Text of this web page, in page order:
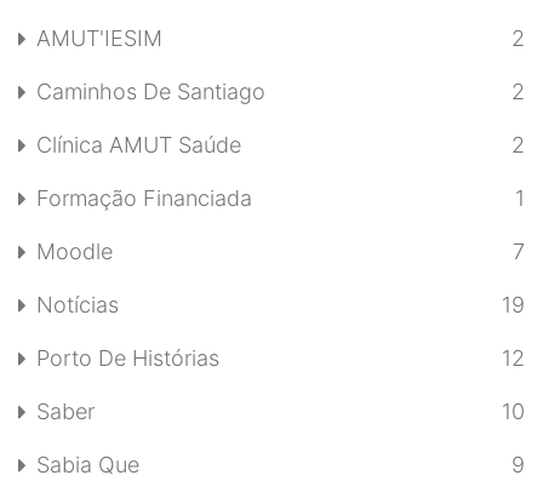
AMUT'IESIM 2
Caminhos De Santiago 2
Clínica AMUT Saúde 2
Formação Financiada 1
Moodle 7
Notícias 19
Porto De Histórias 12
Saber 10
Sabia Que 9